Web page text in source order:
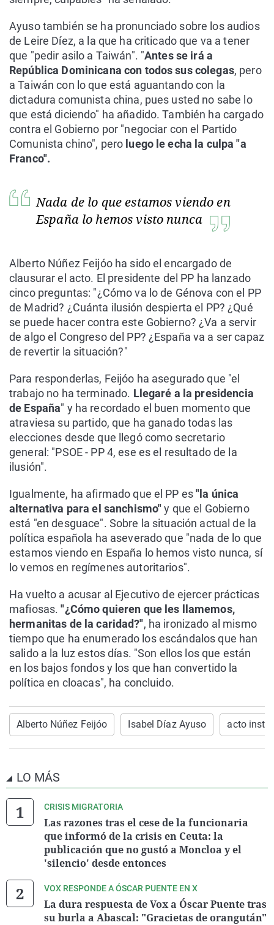
Ayuso también se ha pronunciado sobre los audios
de Leire Díez, a la que ha criticado que va a tener
que "pedir asilo a Taiwán". "Antes se irá a
República Dominicana con todos sus colegas, pero
a Taiwán con lo que está aguantando con la
dictadura comunista china, pues usted no sabe lo
que está diciendo" ha añadido. También ha cargado
contra el Gobierno por "negociar con el Partido
Comunista chino", pero luego le echa la culpa "a
Franco".
Nada de lo que estamos viendo en
España lo hemos visto nunca
Alberto Núñez Feijóo ha sido el encargado de
clausurar el acto. El presidente del PP ha lanzado
cinco preguntas: "¿Cómo va lo de Génova con el PP
de Madrid? ¿Cuánta ilusión despierta el PP? ¿Qué
se puede hacer contra este Gobierno? ¿Va a servir
de algo el Congreso del PP? ¿España va a ser capaz
de revertir la situación?"
Para responderlas, Feijóo ha asegurado que "el
trabajo no ha terminado. Llegaré a la presidencia
de España" y ha recordado el buen momento que
atraviesa su partido, que ha ganado todas las
elecciones desde que llegó como secretario
general: "PSOE - PP 4, ese es el resultado de la
ilusión".
Igualmente, ha afirmado que el PP es"la única
alternativa para el sanchismo"y que el Gobierno
está "en desguace". Sobre la situación actual de la
política española ha aseverado que "nada de lo que
estamos viendo en España lo hemos visto nunca, sí
lo vemos en regímenes autoritarios".
Ha vuelto a acusar al Ejecutivo de ejercer prácticas
mafiosas. "¿Cómo quieren que les llamemos,
hermanitas de la caridad?", ha ironizado al mismo
tiempo que ha enumerado los escándalos que han
salido a la luz estos días. "Son ellos los que están
en los bajos fondos y los que han convertido la
política en cloacas", ha concluido.
Alberto Núñez Feijóo Isabel Díaz Ayuso acto
LO MÁS
CRISIS MIGRATORIA
Las razones tras el cese de la funcionaria
que informó de la crisis en Ceuta: la
publicación que no gustó a Moncloa y el
'silencio' desde entonces
VOX RESPONDE A ÓSCAR PUENTE EN X
La dura respuesta de Vox a Óscar Puente tras
su burla a Abascal: "Gracietas de orangután"